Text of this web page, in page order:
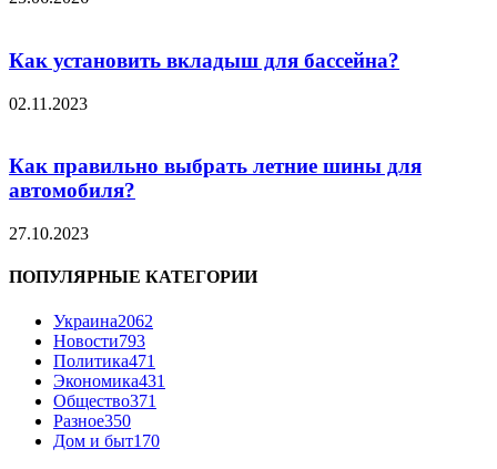
Как установить вкладыш для бассейна?
02.11.2023
Как правильно выбрать летние шины для
автомобиля?
27.10.2023
ПОПУЛЯРНЫЕ КАТЕГОРИИ
Украина2062
Новости793
Политика471
Экономика431
Общество371
Разное350
Дом и быт170